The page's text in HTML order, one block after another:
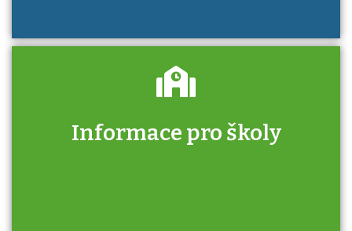
Informace pro školy
Zjistěte, jak se přihlásit ke zkoušce a kde